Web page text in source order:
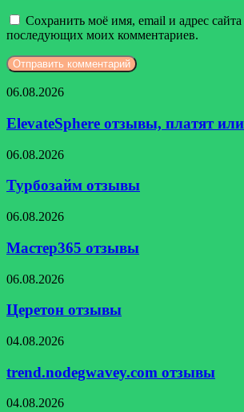
Сохранить моё имя, email и адрес сайта
последующих моих комментариев.
ElevateSphere
платят
или
нет?
06.08.2026
ElevateSphere отзывы, платят
Турбозайм
06.08.2026
Турбозайм отзывы
Мастер365
06.08.2026
Мастер365 отзывы
Церетон
06.08.2026
Церетон отзывы
trend.nodegwavey.com
04.08.2026
trend.nodegwavey.com отзывы
Залаин
04.08.2026